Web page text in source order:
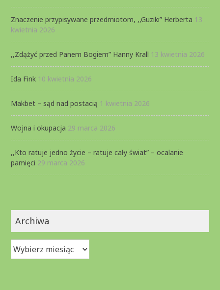
Znaczenie przypisywane przedmiotom, ,,Guziki” Herberta 13
kwietnia 2026
,,Zdążyć przed Panem Bogiem” Hanny Krall 13 kwietnia 2026
Ida Fink 10 kwietnia 2026
Makbet – sąd nad postacią 1 kwietnia 2026
Wojna i okupacja 29 marca 2026
,,Kto ratuje jedno życie – ratuje cały świat” – ocalanie
pamięci 29 marca 2026
Archiwa